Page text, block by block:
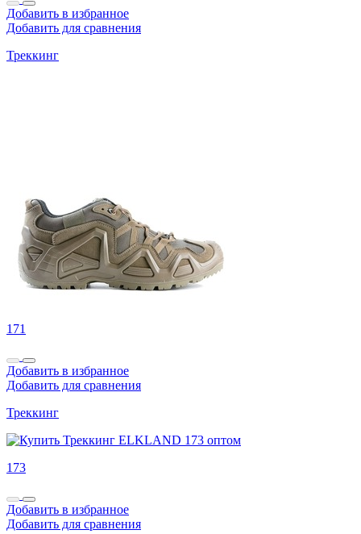
Добавить в избранное
Добавить для сравнения
Треккинг
171
Добавить в избранное
Добавить для сравнения
Треккинг
173
Добавить в избранное
Добавить для сравнения